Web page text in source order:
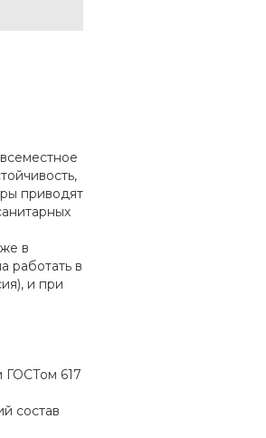
приводят
в
работать в
и при
ГОСТом 617
состав